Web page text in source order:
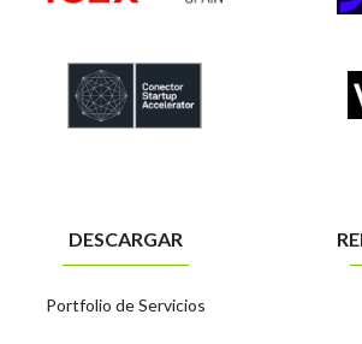
DESCARGAR
Portfolio de Servicios